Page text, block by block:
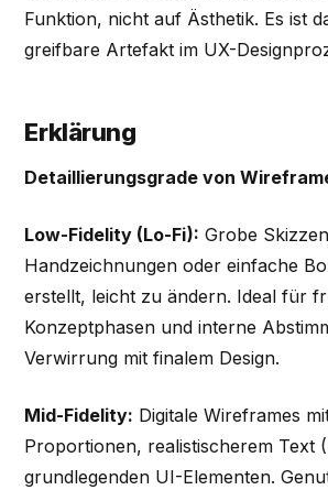
Funktion, nicht auf Ästhetik. Es ist
greifbare Artefakt im UX-
Erklärung
Detaillierungsgrade von
Low-Fidelity (Lo-Fi): Grobe
Handzeichnungen oder einfache
erstellt, leicht zu ändern. Ideal für
Konzeptphasen und interne
Verwirrung mit finalem Design.
Mid-Fidelity: Digitale Wireframes
Proportionen, realistischerem Text
grundlegenden UI-Elementen.